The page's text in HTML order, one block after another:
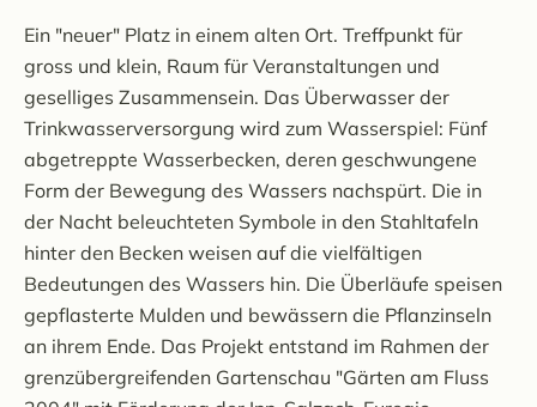
Ein "neuer" Platz in einem alten Ort. Treffpunkt für
gross und klein, Raum für Veranstaltungen und
geselliges Zusammensein. Das Überwasser der
Trinkwasserversorgung wird zum Wasserspiel: Fünf
abgetreppte Wasserbecken, deren geschwungene
Form der Bewegung des Wassers nachspürt. Die in
der Nacht beleuchteten Symbole in den Stahltafeln
hinter den Becken weisen auf die vielfältigen
Bedeutungen des Wassers hin. Die Überläufe speisen
gepflasterte Mulden und bewässern die Pflanzinseln
an ihrem Ende. Das Projekt entstand im Rahmen der
grenzübergreifenden Gartenschau "Gärten am Fluss